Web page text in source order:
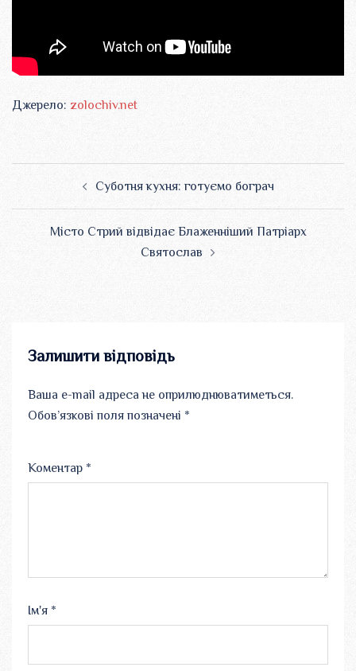
Джерело: zolochiv.net
Суботня кухня: готуємо бограч
Місто Стрий відвідає Блаженніший Патріарх
Святослав
Залишити відповідь
Ваша e-mail адреса не оприлюднюватиметься.
Обов’язкові поля позначені *
Коментар *
Ім'я *